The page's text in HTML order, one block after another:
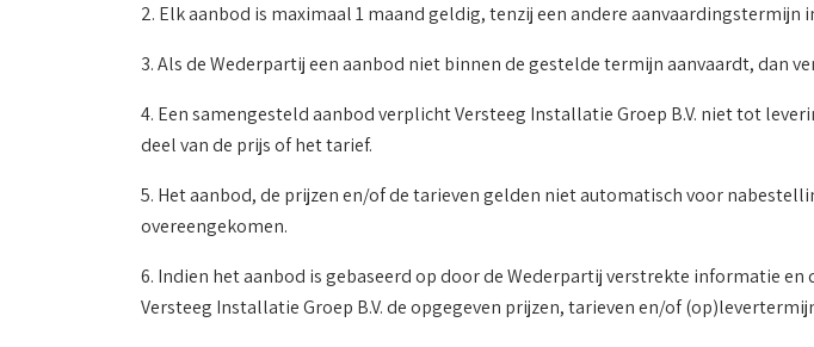
2. Elk aanbod is maximaal 1 maand geldig, tenzij een andere aanvaardingstermijn
3. Als de Wederpartij een aanbod niet binnen de gestelde termijn aanvaardt, dan
4. Een samengesteld aanbod verplicht Versteeg Installatie Groep B.V. niet tot
deel van de prijs of het tarief.
5. Het aanbod, de prijzen en/of de tarieven gelden niet automatisch voor
overeengekomen.
6. Indien het aanbod is gebaseerd op door de Wederpartij verstrekte informatie
Versteeg Installatie Groep B.V. de opgegeven prijzen, tarieven en/of